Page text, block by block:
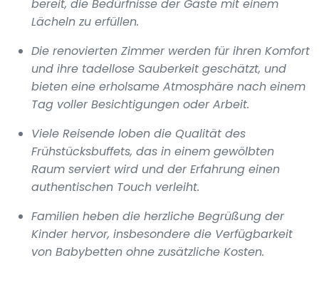
bereit, die Bedürfnisse der Gäste mit einem
Lächeln zu erfüllen.
Die renovierten Zimmer werden für ihren Komfort
und ihre tadellose Sauberkeit geschätzt, und
bieten eine erholsame Atmosphäre nach einem
Tag voller Besichtigungen oder Arbeit.
Viele Reisende loben die Qualität des
Frühstücksbuffets, das in einem gewölbten
Raum serviert wird und der Erfahrung einen
authentischen Touch verleiht.
Familien heben die herzliche Begrüßung der
Kinder hervor, insbesondere die Verfügbarkeit
von Babybetten ohne zusätzliche Kosten.